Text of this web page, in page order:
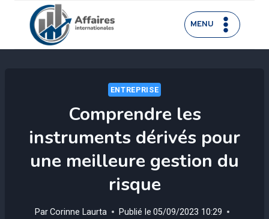
contenu
MENU
ENTREPRISE
Comprendre les
instruments dérivés pour
une meilleure gestion du
risque
ParCorinne Laurta Publié le 05/09/2023 10:29